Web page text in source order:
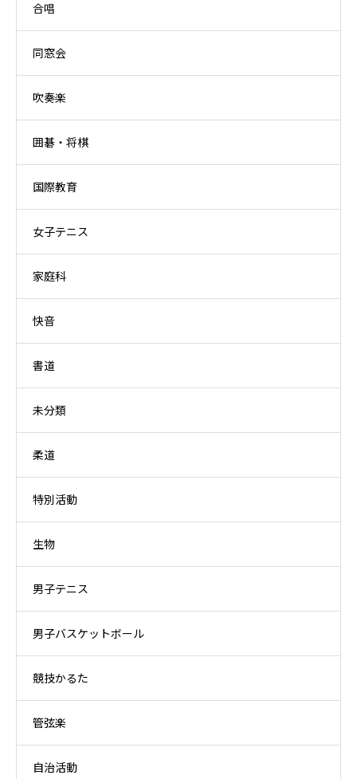
合唱
同窓会
吹奏楽
囲碁・将棋
国際教育
女子テニス
家庭科
快音
書道
未分類
柔道
特別活動
生物
男子テニス
男子バスケットボール
競技かるた
管弦楽
自治活動